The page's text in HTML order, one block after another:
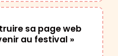
sa page web
au festival »